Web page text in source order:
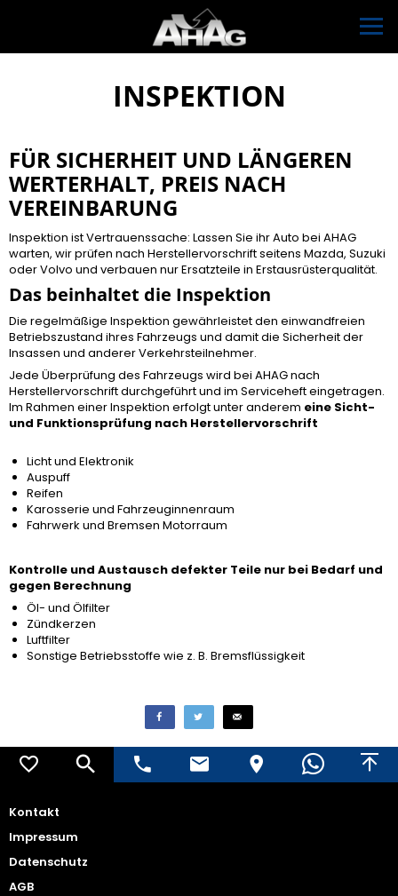
INSPEKTION
FÜR SICHERHEIT UND LÄNGEREN
WERTERHALT, PREIS NACH
VEREINBARUNG
Inspektion ist Vertrauenssache: Lassen Sie ihr Auto bei AHAG
warten, wir prüfen nach Herstellervorschrift seitens Mazda, Suzuki
oder Volvo und verbauen nur Ersatzteile in Erstausrüsterqualität.
Das beinhaltet die Inspektion
Die regelmäßige Inspektion gewährleistet den einwandfreien
Betriebszustand ihres Fahrzeugs und damit die Sicherheit der
Insassen und anderer Verkehrsteilnehmer.
Jede Überprüfung des Fahrzeugs wird bei AHAG nach
Herstellervorschrift durchgeführt und im Serviceheft eingetragen.
Im Rahmen einer Inspektion erfolgt unter anderem eine Sicht-
und Funktionsprüfung nach Herstellervorschrift
Licht und Elektronik
Auspuff
Reifen
Karosserie und Fahrzeuginnenraum
Fahrwerk und Bremsen Motorraum
Kontrolle und Austausch defekter Teile nur bei Bedarf und
gegen Berechnung
Öl- und Ölfilter
Zündkerzen
Luftfilter
Sonstige Betriebsstoffe wie z. B. Bremsflüssigkeit
Kontakt
Impressum
Datenschutz
AGB